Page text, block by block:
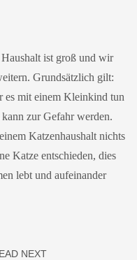
ist groß und wir
Grundsätzlich gilt:
es mit einem Kleinkind tun
zur Gefahr werden.
Katzenhaushalt nichts
Katze entschieden, dies
lebt und aufeinander
NEXT